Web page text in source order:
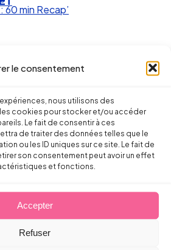
le consentement
nous utilisons des
cookies pour stocker et/ou accéder
Le fait de consentir à ces
de traiter des données telles que le
ou les ID uniques sur ce site. Le fait de
son consentement peut avoir un effet
et fonctions.
Accepter
Refuser
60 min Recap’